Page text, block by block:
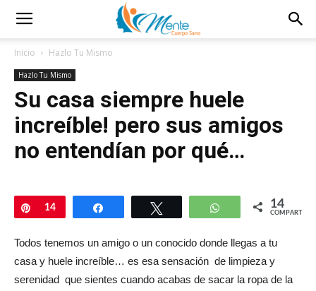
Inicio Hazlo Tu Mismo
Hazlo Tu Mismo
Su casa siempre huele
increíble! pero sus amigos
no entendían por qué…
Pin
14 Compartir WhatsApp14
COMPARTIR
Todos tenemos un amigo o un conocido donde llegas a tu
casa y huele increíble… es esa sensación de limpieza y
serenidad que sientes cuando acabas de sacar la ropa de la